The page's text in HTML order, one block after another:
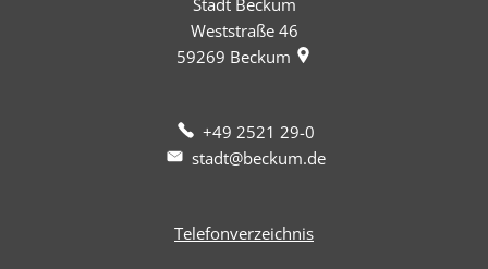
Stadt Beckum
Weststraße 46
59269 Beckum
+49 2521 29-0
stadt@beckum.de
Telefonverzeichnis